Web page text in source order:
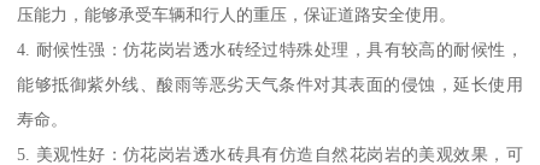
压能力，能够承受车辆和行人的重压，保证道路安全使用。
4. 耐候性强：仿花岗岩透水砖经过特殊处理，具有较高的耐候性，
能够抵御紫外线、酸雨等恶劣天气条件对其表面的侵蚀，延长使用
寿命。
5. 美观性好：仿花岗岩透水砖具有仿造自然花岗岩的美观效果，可